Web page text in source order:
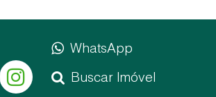
WhatsApp
Buscar Imóvel